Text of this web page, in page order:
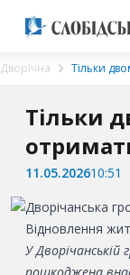
Дворічна Тільки
Тільки
11.05.202610:51
Відновлення
У